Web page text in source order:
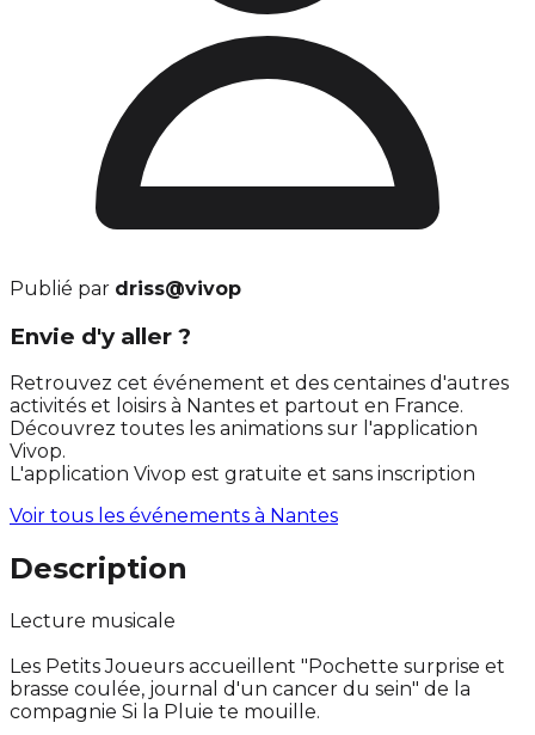
Publié par driss@vivop
Envie d'y aller ?
Retrouvez cet événement et des centaines d'autres
activités et loisirs à Nantes et partout en France.
Découvrez toutes les animations sur l'application
Vivop.
L'application Vivop est gratuite et sans inscription
Voir tous les événements à Nantes
Description
Lecture musicale
Les Petits Joueurs accueillent "Pochette surprise et
brasse coulée, journal d'un cancer du sein" de la
compagnie Si la Pluie te mouille.